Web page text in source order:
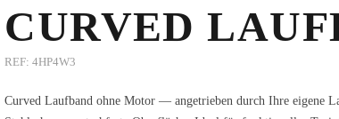
CURVED
REF:4HP4W3
Curved Laufband ohne Motor — angetrieben durch Ihre eigene